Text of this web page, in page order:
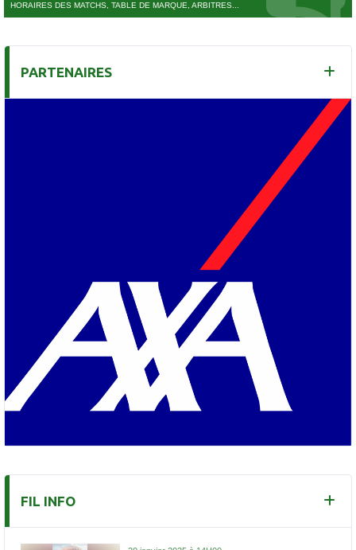
HORAIRES DES MATCHS, TABLE DE MARQUE, ARBITRES...
PARTENAIRES
FIL INFO